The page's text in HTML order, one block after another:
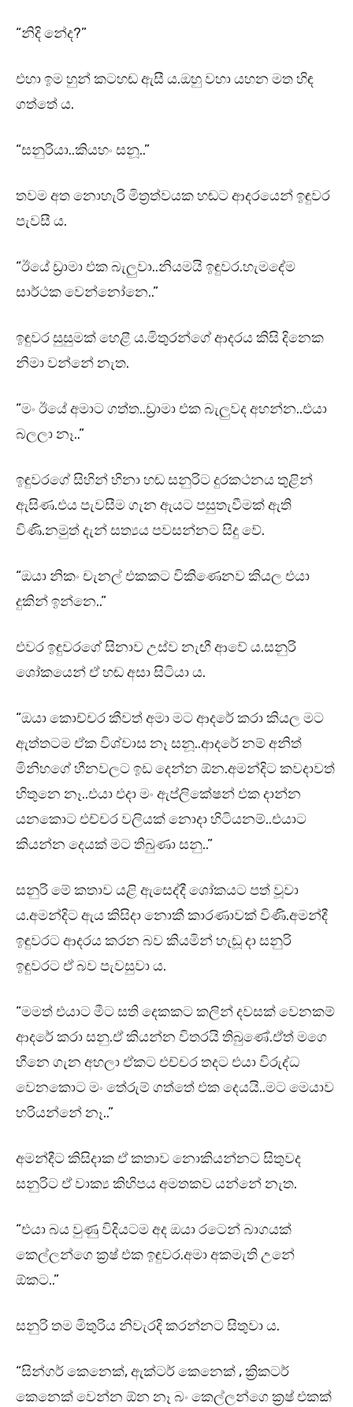
“නිදි නේද?”
එහා ඉම හුන් කටහඬ ඇසී ය.ඔහු වහා යහන මත හිඳ
ගත්තේ ය.
“සනුරියා..කියහං සනූ..”
තවම අත නොහැරි මිත්‍රත්වයක හඬට ආදරයෙන් ඉඳුවර
පැවසී ය.
“ඊයේ ඩ්‍රාමා එක බැලුවා..නියමයි ඉඳුවර.හැමදේම
සාර්ථක වෙන්නෝනෙ..”
ඉඳුවර සුසුමක් හෙළී ය.මිතුරන්ගේ ආදරය කිසි දිනෙක
නිමා වන්නේ නැත.
“මං ඊයේ අමාට ගත්ත..ඩ්‍රාමා එක බැලුවද අහන්න..එයා
බලලා නෑ..”
ඉඳුවරගේ සිහින් හිනා හඬ සනුරිට දුරකථනය තුළින්
ඇසිණ.එය පැවසීම ගැන ඇයට පසුතැවීමක් ඇති
විණි.නමුත් දැන් සත්‍යය පවසන්නට සිදු වේ.
“ඔයා නිකං චැනල් එකකට විකිණෙනව කියල එයා
දුකින් ඉන්නෙ..”
එවර ඉඳුවරගේ සිනාව උස්ව නැඟී ආවේ ය.සනුරි
ශෝකයෙන් ඒ හඬ අසා සිටියා ය.
“ඔයා කොච්චර කීවත් අමා මට ආදරේ කරා කියල මට
ඇත්තටම ඒක විශ්වාස නෑ සනූ..ආදරේ නම් අනිත්
මිනිහගේ හීනවලට ඉඩ දෙන්න ඕන.අමන්දිට කවදාවත්
හිතුනෙ නෑ..එයා එදා මං ඇප්ලිකේෂන් එක දාන්න
යනකොට එච්චර වලියක් නොදා හිටියනම්..එයාට
කියන්න දෙයක් මට තිබුණා සනු..”
සනුරි මේ කතාව යළි ඇසෙද්දී ශෝකයට පත් වූවා
ය.අමන්දිට ඇය කිසිදා නොකී කාරණාවක් විණි.අමන්දී
ඉඳුවරට ආදරය කරන බව කියමින් හැඬූ දා සනුරි
ඉඳුවරට ඒ බව පැවසුවා ය.
“මමත් එයාට මීට සති දෙකකට කලින් දවසක් වෙනකම්
ආදරේ කරා සනු.ඒ කියන්න විතරයි තිබුණේ.ඒත් මගෙ
හීනෙ ගැන අහලා ඒකට එච්චර තදට එයා විරුද්ධ
වෙනකොට මං තේරුම් ගත්තේ එක දෙයයි..මට මෙයාව
හරියන්නේ නෑ..”
අමන්දීට කිසිදාක ඒ කතාව නොකියන්නට සිතුවද
සනුරිට ඒ වාක්‍ය කිහිපය අමතකව යන්නේ නැත.
“එයා බය වුණු විදියටම අද ඔයා රටෙන් බාගයක්
කෙල්ලන්ගෙ ක්‍රෂ් එක ඉඳුවර.අමා අකමැති උනේ
ඕකට..”
සනුරි තම මිතුරිය නිවැරදි කරන්නට සිතුවා ය.
“සින්ගර් කෙනෙක්, ඇක්ටර් කෙනෙක් , ක්‍රිකටර්
කෙනෙක් වෙන්න ඕන නෑ බං කෙල්ලන්ගෙ ක්‍රෂ් එකක්